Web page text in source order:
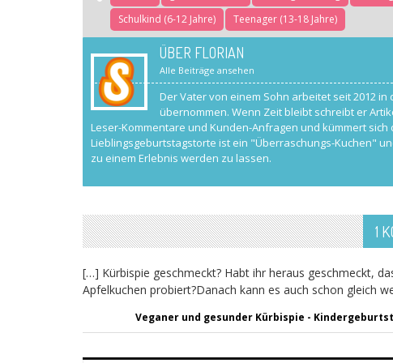
Schulkind (6-12 Jahre)
Teenager (13-18 Jahre)
ÜBER FLORIAN
Alle Beiträge ansehen
Der Vater von einem Sohn arbeitet seit 2012
übernommen. Wenn Zeit bleibt schreibt er
Leser-Kommentare und Kunden-Anfragen und kümmert
Lieblingsgeburtstagstorte ist ein "Überraschungs-Kuchen"
zu einem Erlebnis werden zu lassen.
1
[…] Kürbispie geschmeckt? Habt ihr heraus geschmeckt,
Apfelkuchen probiert?Danach kann es auch schon gleich
Veganer und gesunder Kürbispie -